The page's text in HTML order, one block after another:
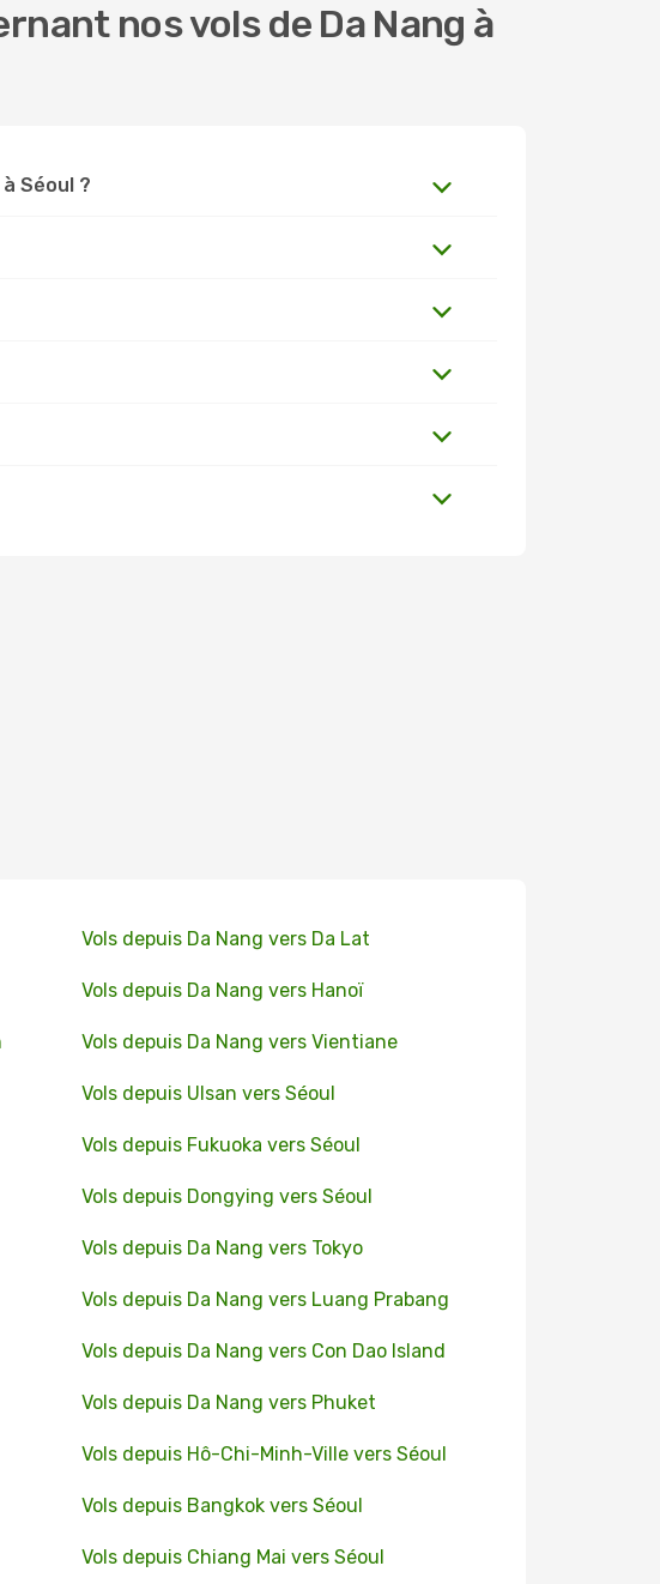
nos vols de Da Nang à
Séoul ?
Vols depuis Da Nang vers Da Lat
Vols depuis Da Nang vers Hanoï
Vols depuis Da Nang vers Vientiane
Vols depuis Ulsan vers Séoul
Vols depuis Fukuoka vers Séoul
Vols depuis Dongying vers Séoul
Vols depuis Da Nang vers Tokyo
Vols depuis Da Nang vers Luang Prabang
Vols depuis Da Nang vers Con Dao Island
Vols depuis Da Nang vers Phuket
Vols depuis Hô-Chi-Minh-Ville vers Séoul
Vols depuis Bangkok vers Séoul
Vols depuis Chiang Mai vers Séoul